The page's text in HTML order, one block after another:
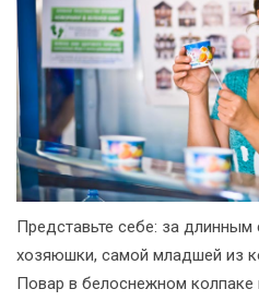
Представьте себе: за
хозяюшки, самой младшей из
Повар в белоснежном колпаке